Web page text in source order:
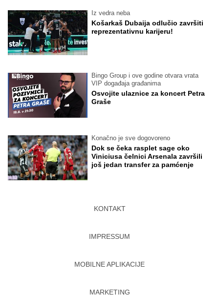
Iz vedra neba
Košarkaš Dubaija odlučio završiti
reprezentativnu karijeru!
Bingo Group i ove godine otvara vrata
VIP događaja građanima
Osvojite ulaznice za koncert Petra
Graše
Konačno je sve dogovoreno
Dok se čeka rasplet sage oko
Viniciusa čelnici Arsenala završili
još jedan transfer za pamćenje
KONTAKT
IMPRESSUM
MOBILNE APLIKACIJE
MARKETING